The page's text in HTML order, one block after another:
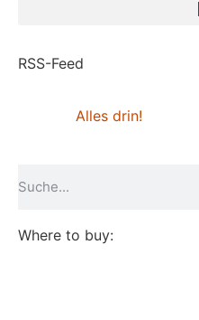
RSS-Feed
Alles drin!
Where to buy: